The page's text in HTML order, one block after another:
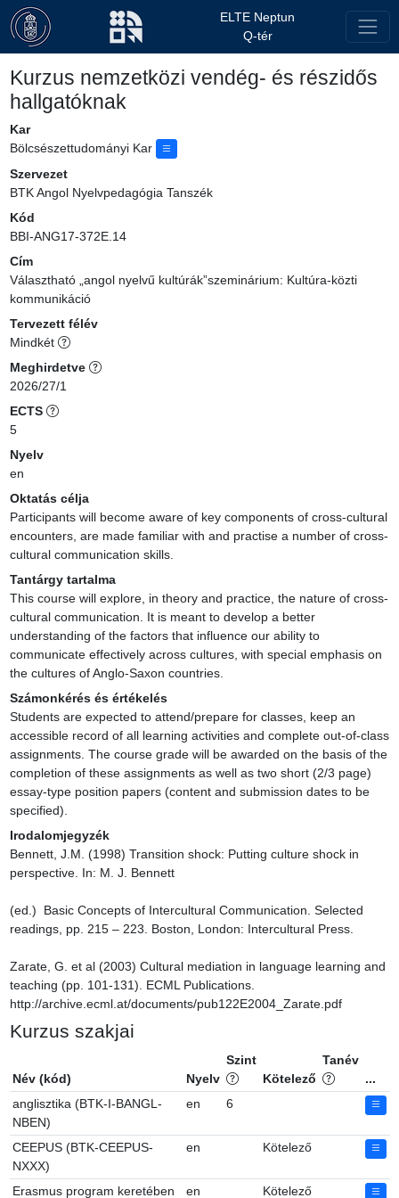
ELTE Neptun
Q-tér
Kurzus nemzetközi vendég- és részidős
hallgatóknak
Kar
Bölcsészettudományi Kar
Szervezet
BTK Angol Nyelvpedagógia Tanszék
Kód
BBI-ANG17-372E.14
Cím
Választható „angol nyelvű kultúrák”szeminárium: Kultúra-közti
kommunikáció
Tervezett félév
Mindkét
Meghirdetve
2026/27/1
ECTS
5
Nyelv
en
Oktatás célja
Participants will become aware of key components of cross-cultural
encounters, are made familiar with and practise a number of cross-
cultural communication skills.
Tantárgy tartalma
This course will explore, in theory and practice, the nature of cross-
cultural communication. It is meant to develop a better
understanding of the factors that influence our ability to
communicate effectively across cultures, with special emphasis on
the cultures of Anglo-Saxon countries.
Számonkérés és értékelés
Students are expected to attend/prepare for classes, keep an
accessible record of all learning activities and complete out-of-class
assignments. The course grade will be awarded on the basis of the
completion of these assignments as well as two short (2/3 page)
essay-type position papers (content and submission dates to be
specified).
Irodalomjegyzék
Bennett, J.M. (1998) Transition shock: Putting culture shock in
perspective. In: M. J. Bennett
(ed.)  Basic Concepts of Intercultural Communication. Selected
readings, pp. 215 – 223. Boston, London: Intercultural Press.
Zarate, G. et al (2003) Cultural mediation in language learning and
teaching (pp. 101-131). ECML Publications.
http://archive.ecml.at/documents/pub122E2004_Zarate.pdf
Kurzus szakjai
Név (kód) Nyelv
Szint
Kötelező
Tanév
...
anglisztika (BTK-I-BANGL-
NBEN)
en 6
CEEPUS (BTK-CEEPUS-
NXXX)
en Kötelező
Erasmus program keretében en Kötelező